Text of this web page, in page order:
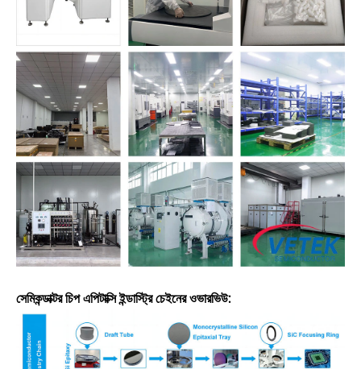
সেমিকন্ডাক্টর চিপ এপিটাক্সি ইন্ডাস্ট্রি চেইনের ওভারভিউ: